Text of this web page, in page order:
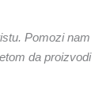
Pomozi nam
da proizvodi